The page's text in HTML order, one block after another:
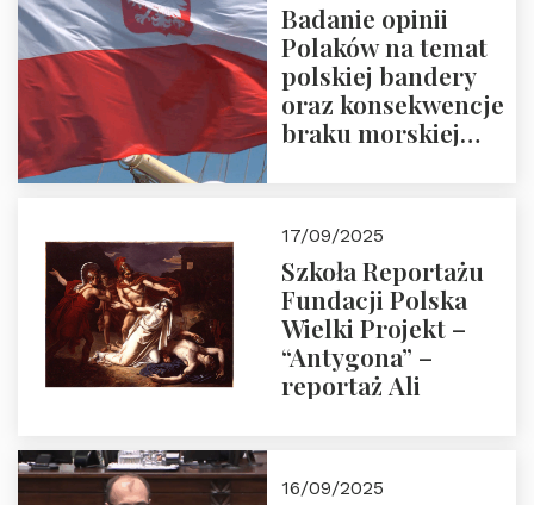
Badanie opinii
Polaków na temat
polskiej bandery
oraz konsekwencje
braku morskiej
17/09/2025
Szkoła Reportażu
Fundacji Polska
Wielki Projekt –
“Antygona” –
reportaż Ali
16/09/2025